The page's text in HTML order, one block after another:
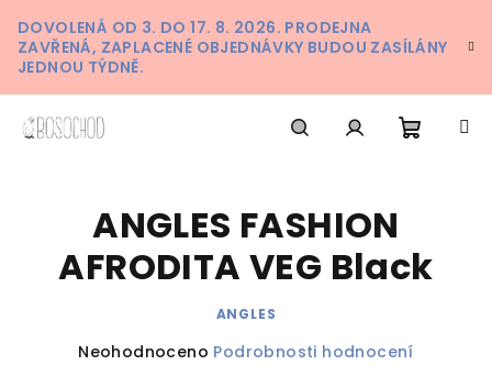
na
obsah
DOVOLENÁ OD 3. DO 17. 8. 2026. PRODEJNA
ZAVŘENÁ, ZAPLACENÉ OBJEDNÁVKY BUDOU ZASÍLÁNY
JEDNOU TÝDNĚ.
ANGLES FASHION
AFRODITA VEG Black
ANGLES
Průměrné
Neohodnoceno Podrobnosti hodnocení